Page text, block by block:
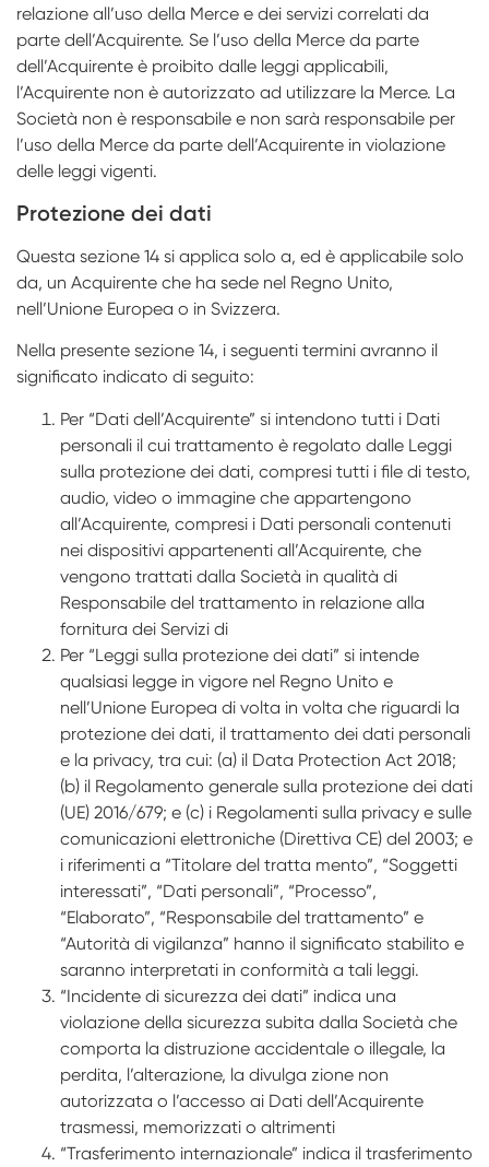
relazione all’uso della Merce e dei servizi correlati da
parte dell’Acquirente. Se l’uso della Merce da parte
dell’Acquirente è proibito dalle leggi applicabili,
l’Acquirente non è autorizzato ad utilizzare la Merce. La
Società non è responsabile e non sarà responsabile per
l’uso della Merce da parte dell’Acquirente in violazione
delle leggi vigenti.
Protezione dei dati
Questa sezione 14 si applica solo a, ed è applicabile solo
da, un Acquirente che ha sede nel Regno Unito,
nell’Unione Europea o in Svizzera.
Nella presente sezione 14, i seguenti termini avranno il
significato indicato di seguito:
Per “Dati dell’Acquirente” si intendono tutti i Dati
personali il cui trattamento è regolato dalle Leggi
sulla protezione dei dati, compresi tutti i file di testo,
audio, video o immagine che appartengono
all’Acquirente, compresi i Dati personali contenuti
nei dispositivi appartenenti all’Acquirente, che
vengono trattati dalla Società in qualità di
Responsabile del trattamento in relazione alla
fornitura dei Servizi di
Per “Leggi sulla protezione dei dati” si intende
qualsiasi legge in vigore nel Regno Unito e
nell’Unione Europea di volta in volta che riguardi la
protezione dei dati, il trattamento dei dati personali
e la privacy, tra cui: (a) il Data Protection Act 2018;
(b) il Regolamento generale sulla protezione dei dati
(UE) 2016/679; e (c) i Regolamenti sulla privacy e sulle
comunicazioni elettroniche (Direttiva CE) del 2003; e
i riferimenti a “Titolare del tratta­ mento”, “Soggetti
interessati”, “Dati personali”, “Processo”,
“Elaborato”, “Responsabile del trattamento” e
“Autorità di vigilanza” hanno il significato stabilito e
saranno interpretati in conformità a tali leggi.
“Incidente di sicurezza dei dati” indica una
violazione della sicurezza subita dalla Società che
comporta la distruzione accidentale o illegale, la
perdita, l’alterazione, la divulga­ zione non
autorizzata o l’accesso ai Dati dell’Acquirente
trasmessi, memorizzati o altrimenti
“Trasferimento internazionale” indica il trasferimento